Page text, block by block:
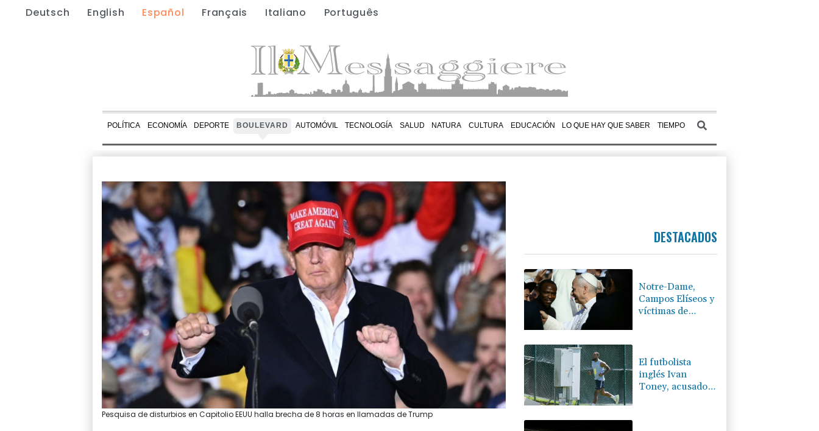
Deutsch English Español Français Italiano Português
POLÍTICA ECONOMÍA DEPORTE BOULEVARD AUTOMÓVIL TECNOLOGÍA SALUD NATURA CULTURA EDUCACIÓN LO QUE HAY QUE SABER TIEMPO
Pesquisa de disturbios en Capitolio EEUU halla brecha de 8 horas en llamadas de Trump
DESTACADOS
Notre-Dame,
Campos Elíseos y
víctimas de
El futbolista
inglés Ivan
Toney, acusado